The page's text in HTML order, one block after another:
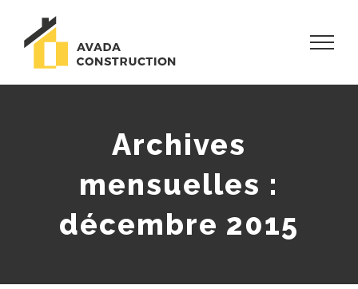
content
Archives
mensuelles :
décembre 2015